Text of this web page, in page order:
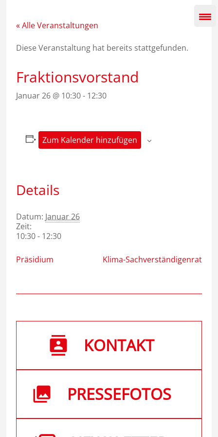
springen« Alle Veranstaltungen
Diese Veranstaltung hat bereits stattgefunden.
Fraktionsvorstand
Januar 26 @ 10:30- 12:30
Zum Kalender hinzufügen
Details
Datum: Januar 26
Zeit:
10:30 - 12:30
Präsidium Klima-Sachverständigenrat
KONTAKT
PRESSEFOTOS